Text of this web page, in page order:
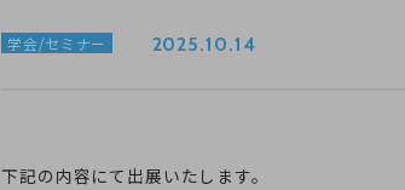
学会/セミナー 2025.10.14
下記の内容にて出展いたします。